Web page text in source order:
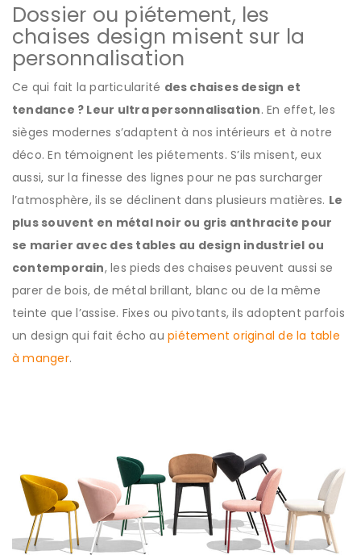
Dossier ou piétement, les
chaises design misent sur la
personnalisation
Ce qui fait la particularité des chaises design et
tendance ? Leur ultra personnalisation. En effet, les
sièges modernes s’adaptent à nos intérieurs et à notre
déco. En témoignent les piétements. S’ils misent, eux
aussi, sur la finesse des lignes pour ne pas surcharger
l’atmosphère, ils se déclinent dans plusieurs matières. Le
plus souvent en métal noir ou gris anthracite pour
se marier avec des tables au design industriel ou
contemporain, les pieds des chaises peuvent aussi se
parer de bois, de métal brillant, blanc ou de la même
teinte que l’assise. Fixes ou pivotants, ils adoptent parfois
un design qui fait écho aupiétement original de la table
à manger.